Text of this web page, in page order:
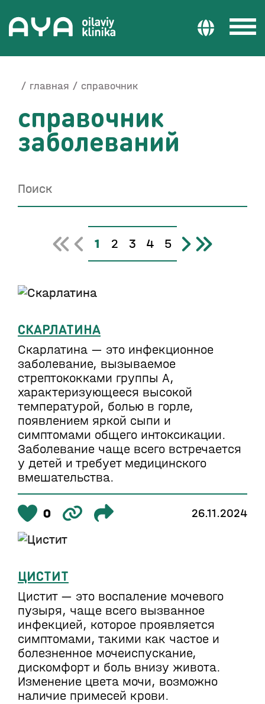
главная справочник
справочник
заболеваний
1 2 3 4 5
СКАРЛАТИНА
Скарлатина — это инфекционное
заболевание, вызываемое
стрептококками группы A,
характеризующееся высокой
температурой, болью в горле,
появлением яркой сыпи и
симптомами общего интоксикации.
Заболевание чаще всего встречается
у детей и требует медицинского
вмешательства.
0 26.11.2024
ЦИСТИТ
Цистит — это воспаление мочевого
пузыря, чаще всего вызванное
инфекцией, которое проявляется
симптомами, такими как частое и
болезненное мочеиспускание,
дискомфорт и боль внизу живота.
Изменение цвета мочи, возможно
наличие примесей крови.